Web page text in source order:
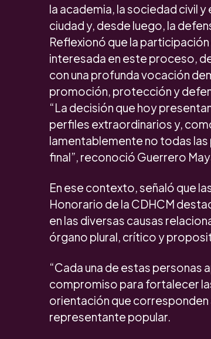
la academia, la sociedad civil
ciudad y, desde luego, la
Reflexionó que la
interesada en este proceso,
con una profunda vocación
promoción, protección y
“La decisión que hoy
perfiles extraordinarios y,
lamentablemente no todas
final”, reconoció Guerrero
En ese contexto, señaló que
Honorario de la CDHCM
en las diversas causas
órgano plural, crítico y
“Cada una de estas
compromiso para fortalecer
orientación que corresponden
representante popular.